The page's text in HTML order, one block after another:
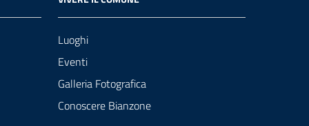
Luoghi
Eventi
Galleria Fotografica
Conoscere Bianzone